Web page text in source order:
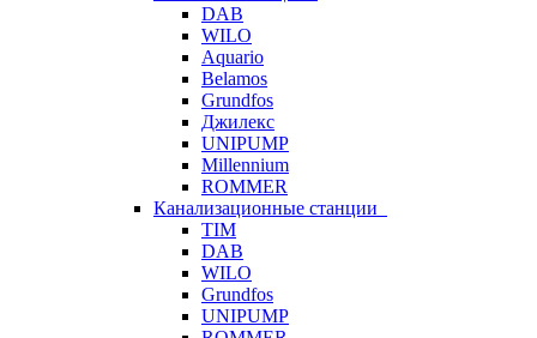
DAB
WILO
Aquario
Belamos
Grundfos
Джилекс
UNIPUMP
Millennium
ROMMER
Канализационные станции
TIM
DAB
WILO
Grundfos
UNIPUMP